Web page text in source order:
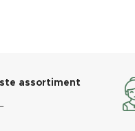
assortiment